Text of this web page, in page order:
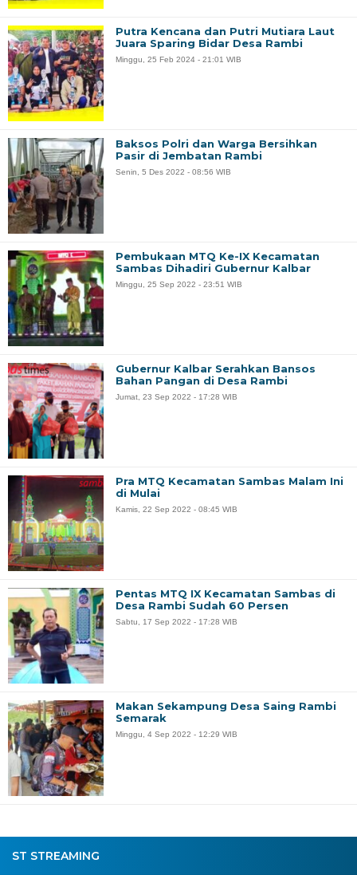
ST STREAMING
Putra Kencana dan Putri Mutiara Laut
Juara Sparing Bidar Desa Rambi
Minggu, 25 Feb 2024 - 21:01 WIB
Baksos Polri dan Warga Bersihkan
Pasir di Jembatan Rambi
Senin, 5 Des 2022 - 08:56 WIB
Pembukaan MTQ Ke-IX Kecamatan
Sambas Dihadiri Gubernur Kalbar
Minggu, 25 Sep 2022 - 23:51 WIB
Gubernur Kalbar Serahkan Bansos
Bahan Pangan di Desa Rambi
Jumat, 23 Sep 2022 - 17:28 WIB
Pra MTQ Kecamatan Sambas Malam Ini
di Mulai
Kamis, 22 Sep 2022 - 08:45 WIB
Pentas MTQ IX Kecamatan Sambas di
Desa Rambi Sudah 60 Persen
Sabtu, 17 Sep 2022 - 17:28 WIB
Makan Sekampung Desa Saing Rambi
Semarak
Minggu, 4 Sep 2022 - 12:29 WIB